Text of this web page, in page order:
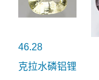
46.28
克拉水磷铝锂